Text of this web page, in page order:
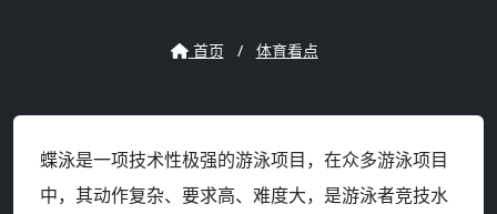
首页
/ 体育看点
蝶泳是一项技术性极强的游泳项目，在众多游泳项目
中，其动作复杂、要求高、难度大，是游泳者竞技水